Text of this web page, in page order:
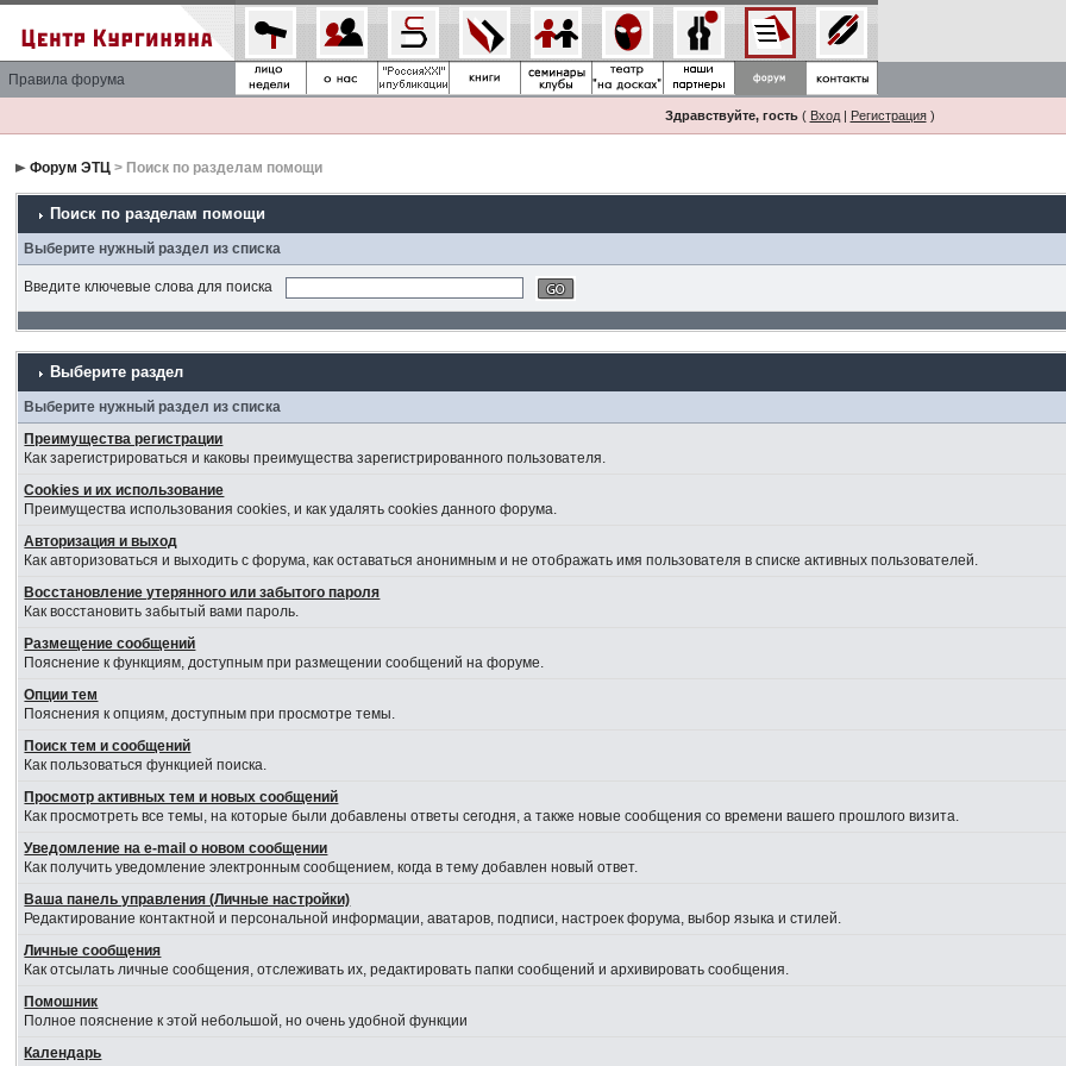
Правила форума
Здравствуйте, гость( Вход| Регистрация)
Форум ЭТЦ > Поиск по разделам помощи
Поиск по разделам помощи
Выберите нужный раздел из списка
Введите ключевые слова для поиска
Выберите раздел
Выберите нужный раздел из списка
Преимущества регистрации
Как зарегистрироваться и каковы преимущества зарегистрированного пользователя.
Cookies и их использование
Преимущества использования cookies, и как удалять cookies данного форума.
Авторизация и выход
Как авторизоваться и выходить с форума, как оставаться анонимным и не отображать имя пользователя в списке активных пользователей.
Восстановление утерянного или забытого пароля
Как восстановить забытый вами пароль.
Размещение сообщений
Пояснение к функциям, доступным при размещении сообщений на форуме.
Опции тем
Пояснения к опциям, доступным при просмотре темы.
Поиск тем и сообщений
Как пользоваться функцией поиска.
Просмотр активных тем и новых сообщений
Как просмотреть все темы, на которые были добавлены ответы сегодня, а также новые сообщения со времени вашего прошлого визита.
Уведомление на е-mail о новом сообщении
Как получить уведомление электронным сообщением, когда в тему добавлен новый ответ.
Ваша панель управления (Личные настройки)
Редактирование контактной и персональной информации, аватаров, подписи, настроек форума, выбор языка и стилей.
Личные сообщения
Как отсылать личные сообщения, отслеживать их, редактировать папки сообщений и архивировать сообщения.
Помошник
Полное пояснение к этой небольшой, но очень удобной функции
Календарь